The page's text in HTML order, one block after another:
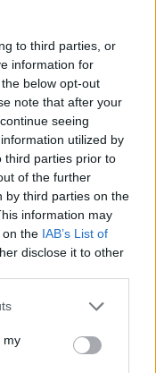
to third parties, or
information for
below opt-out
note that after your
seeing
utilized by
third parties prior to
of the further
by third parties on the
information may
on the IAB’s List of
disclose it to other
my
ευρώ στο α'
στα 550
ευρώ
ευρώ και
σε low